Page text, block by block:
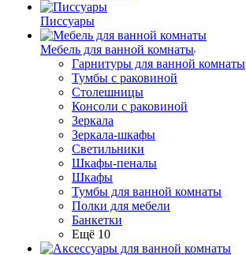
Писсуары
Мебель для ванной комнаты
Гарнитуры для ванной комнаты
Тумбы с раковиной
Столешницы
Консоли с раковиной
Зеркала
Зеркала-шкафы
Светильники
Шкафы-пеналы
Шкафы
Тумбы для ванной комнаты
Полки для мебели
Банкетки
Ещё 10